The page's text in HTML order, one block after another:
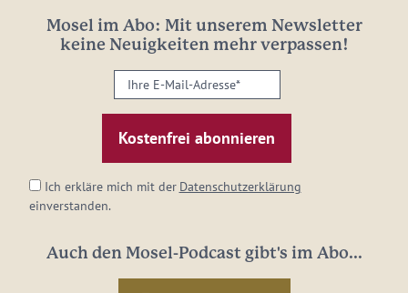
Mosel im Abo: Mit unserem Newsletter
keine Neuigkeiten mehr verpassen!
Ihre
E-
Mail-
Adresse:
Ich erkläre mich mit der Datenschutzerklärung
einverstanden.
Auch den Mosel-Podcast gibt's im Abo...